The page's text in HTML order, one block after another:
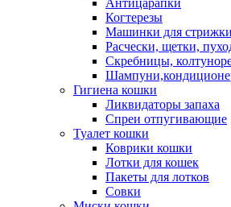
Антицарапки
Когтерезы
Машинки для стрижки
Расчески, щетки,
Скребницы,
Гигиена кошки
Ликвидаторы запаха
Спреи отпугивающие
Туалет кошки
Коврики кошки
Лотки для кошек
Пакеты для лотков
Совки